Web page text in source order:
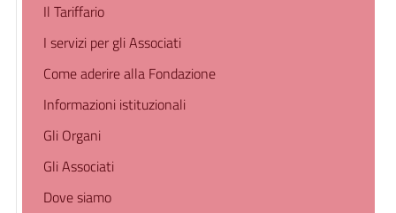
Il Tariffario
I servizi per gli Associati
Come aderire alla Fondazione
Informazioni istituzionali
Gli Organi
Gli Associati
Dove siamo